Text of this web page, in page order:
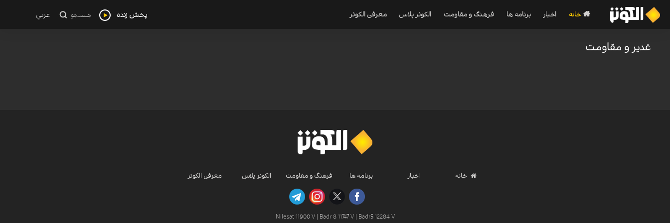
خانه اخبار برنامه ها فرهنگ و مقاومت الکوثر پلاس معرفی الکوثر پخش زنده جستجو عربي
غدیر و مقاومت
خانه اخبار برنامه ها فرهنگ و مقاومت الکوثر پلاس معرفی الکوثر
Nilesat 11900 V | Badr 8 11747 V | Badr5 12284 V